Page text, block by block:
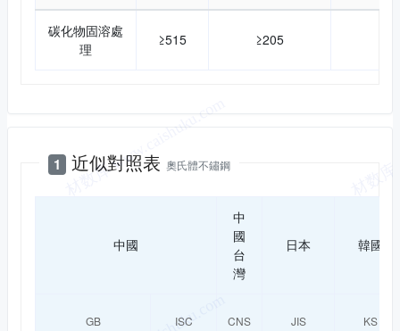
碳化物固溶處
理
≥515 ≥205
1 近似對照表 奧氏體不鏽鋼
中國
中
國
台
灣
日本 韓國
GB ISC CNS JIS KS